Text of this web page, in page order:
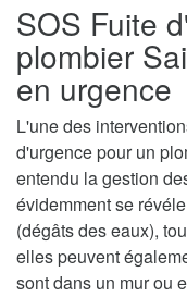
SOS Fuite
plombier
en urgence
L'une des
d'urgence pour un
entendu la gestion
évidemment se
(dégâts des eaux),
elles peuvent
sont dans un mur ou